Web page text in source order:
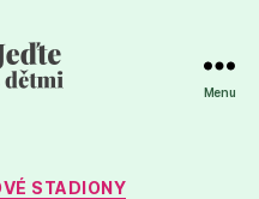
Menu
STADIONY